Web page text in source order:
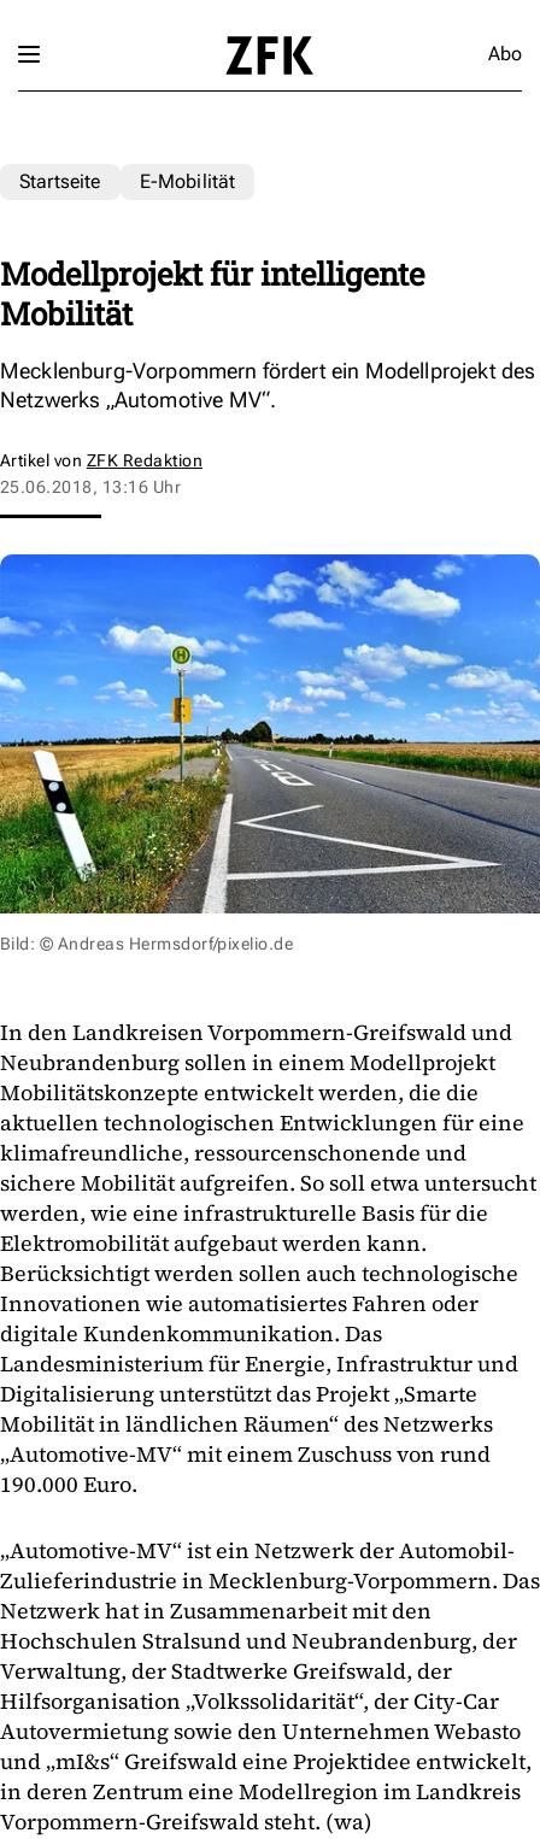
Abo
Startseite E-Mobilität
Modellprojekt für intelligente
Mobilität
Mecklenburg-Vorpommern fördert ein Modellprojekt des
Netzwerks „Automotive MV“.
Artikel von ZFK Redaktion
25.06.2018, 13:16 Uhr
Bild: © Andreas Hermsdorf/pixelio.de
In den Landkreisen Vorpommern-Greifswald und
Neubrandenburg sollen in einem Modellprojekt
Mobilitätskonzepte entwickelt werden, die die
aktuellen technologischen Entwicklungen für eine
klimafreundliche, ressourcenschonende und
sichere Mobilität aufgreifen. So soll etwa untersucht
werden, wie eine infrastrukturelle Basis für die
Elektromobilität aufgebaut werden kann.
Berücksichtigt werden sollen auch technologische
Innovationen wie automatisiertes Fahren oder
digitale Kundenkommunikation. Das
Landesministerium für Energie, Infrastruktur und
Digitalisierung unterstützt das Projekt „Smarte
Mobilität in ländlichen Räumen“ des Netzwerks
„Automotive-MV“ mit einem Zuschuss von rund
190.000 Euro.
„Automotive-MV“ ist ein Netzwerk der Automobil-
Zulieferindustrie in Mecklenburg-Vorpommern. Das
Netzwerk hat in Zusammenarbeit mit den
Hochschulen Stralsund und Neubrandenburg, der
Verwaltung, der Stadtwerke Greifswald, der
Hilfsorganisation „Volkssolidarität“, der City-Car
Autovermietung sowie den Unternehmen Webasto
und „mI&s“ Greifswald eine Projektidee entwickelt,
in deren Zentrum eine Modellregion im Landkreis
Vorpommern-Greifswald steht. (wa)